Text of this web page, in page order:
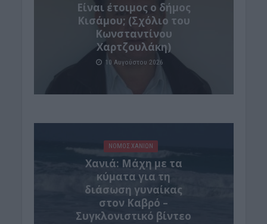
Είναι έτοιμος ο δήμος
Κισάμου; (Σχόλιο του
Κωνσταντίνου
Χαρτζουλάκη)
10 Αυγούστου 2026
ΝΟΜΌΣ ΧΑΝΊΩΝ
Χανιά: Μάχη με τα
κύματα για τη
διάσωση γυναίκας
στον Καβρό –
Συγκλονιστικό βίντεο